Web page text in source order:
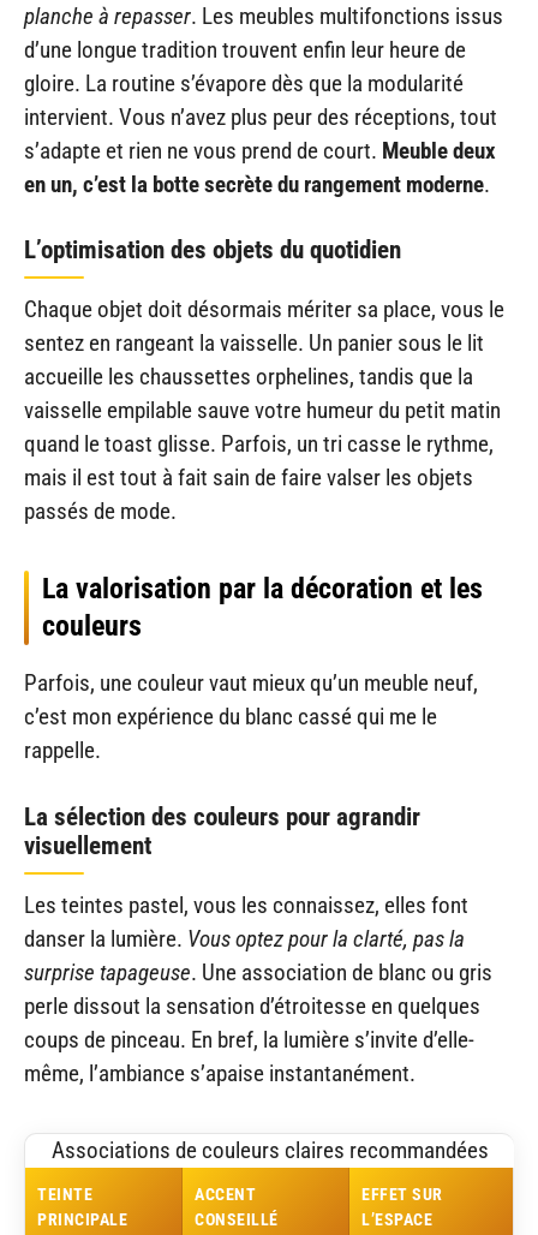
planche à repasser. Les meubles multifonctions issus
d’une longue tradition trouvent enfin leur heure de
gloire. La routine s’évapore dès que la modularité
intervient. Vous n’avez plus peur des réceptions, tout
s’adapte et rien ne vous prend de court. Meuble deux
en un, c’est la botte secrète du rangement moderne.
L’optimisation des objets du quotidien
Chaque objet doit désormais mériter sa place, vous le
sentez en rangeant la vaisselle. Un panier sous le lit
accueille les chaussettes orphelines, tandis que la
vaisselle empilable sauve votre humeur du petit matin
quand le toast glisse. Parfois, un tri casse le rythme,
mais il est tout à fait sain de faire valser les objets
passés de mode.
La valorisation par la décoration et les
couleurs
Parfois, une couleur vaut mieux qu’un meuble neuf,
c’est mon expérience du blanc cassé qui me le
rappelle.
La sélection des couleurs pour agrandir
visuellement
Les teintes pastel, vous les connaissez, elles font
danser la lumière. Vous optez pour la clarté, pas la
surprise tapageuse. Une association de blanc ou gris
perle dissout la sensation d’étroitesse en quelques
coups de pinceau. En bref, la lumière s’invite d’elle-
même, l’ambiance s’apaise instantanément.
Associations de couleurs claires recommandées
TEINTE
PRINCIPALE
ACCENT
CONSEILLÉ
EFFET SUR
L’ESPACE